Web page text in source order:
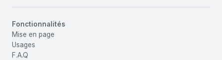
Fonctionnalités
Mise en page
Usages
F.A.Q